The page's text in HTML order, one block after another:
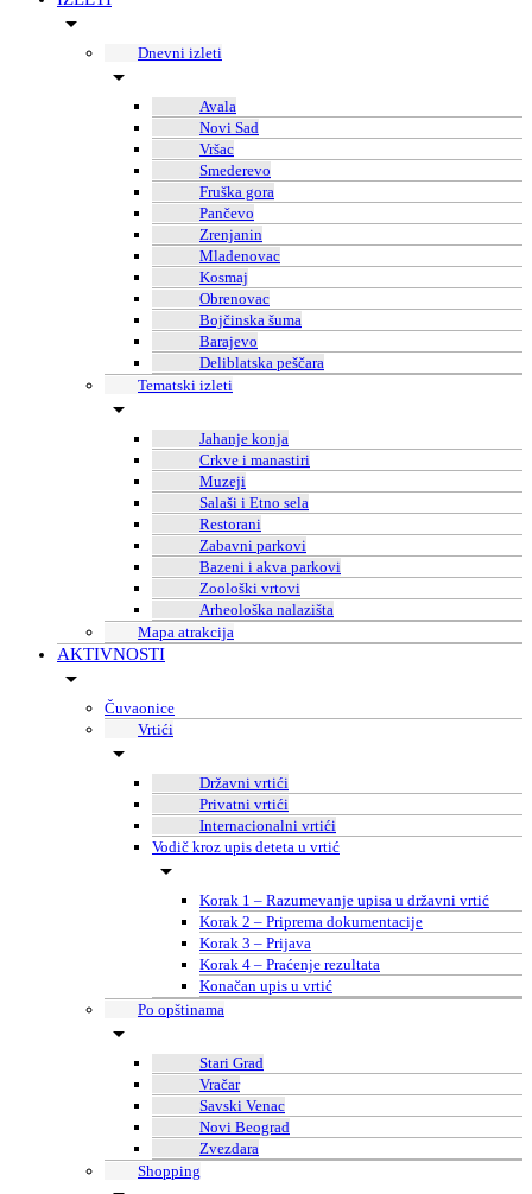
Dnevni izleti
Avala
Novi Sad
Vršac
Smederevo
Fruška gora
Pančevo
Zrenjanin
Mladenovac
Kosmaj
Obrenovac
Bojčinska šuma
Barajevo
Deliblatska peščara
Tematski izleti
Jahanje konja
Crkve i manastiri
Muzeji
Salaši i Etno sela
Restorani
Zabavni parkovi
Bazeni i akva parkovi
Zoološki vrtovi
Arheološka nalazišta
Mapa atrakcija
AKTIVNOSTI
Čuvaonice
Vrtići
Državni vrtići
Privatni vrtići
Internacionalni vrtići
Vodič kroz upis deteta u vrtić
Korak 1 – Razumevanje upisa u državni vrtić
Korak 2 – Priprema dokumentacije
Korak 3 – Prijava
Korak 4 – Praćenje rezultata
Konačan upis u vrtić
Po opštinama
Stari Grad
Vračar
Savski Venac
Novi Beograd
Zvezdara
Shopping